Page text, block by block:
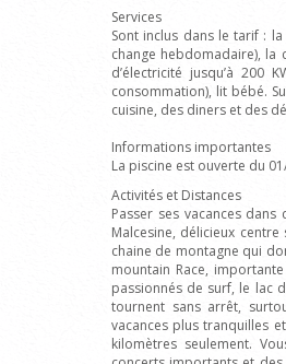
Services
Sont inclus dans le tarif :
change hebdomadaire), la
d’électricité jusqu’à 200
consommation), lit bébé.
cuisine, des diners et des
Informations importantes
La piscine est ouverte du
Activités et Distances
Passer ses vacances
Malcesine, délicieux
chaine de montagne qui
mountain Race,
passionnés de surf, le lac
tournent sans arrêt,
vacances plus tranquilles
kilomètres seulement.